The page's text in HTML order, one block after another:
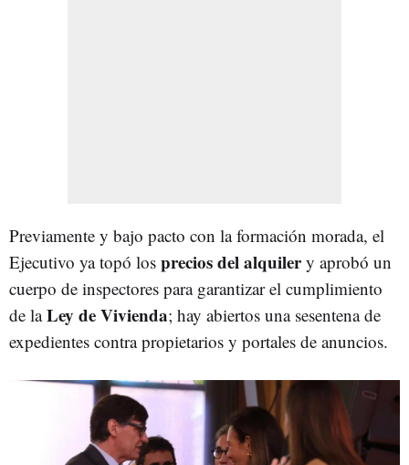
Previamente y bajo pacto con la formación morada, el
Ejecutivo ya topó los precios del alquilery aprobó un
cuerpo de inspectores para garantizar el cumplimiento
de laLey de Vivienda; hay abiertos una sesentena de
expedientes contra propietarios y portales de anuncios.